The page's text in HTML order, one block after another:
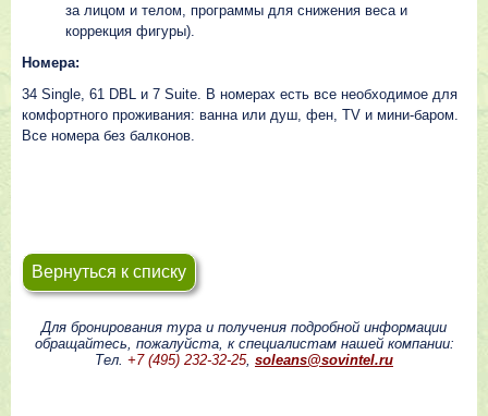
за лицом и телом, программы для снижения веса и
коррекция фигуры).
Номера:
34 Single, 61 DBL и 7 Suite. В номерах есть все необходимое для
комфортного проживания: ванна или душ, фен, TV и мини-баром.
Все номера без балконов.
Вернуться к списку
Для бронирования тура и получения подробной информации
обращайтесь, пожалуйста, к специалистам нашей компании:
Тел. +7 (495) 232-32-25, soleans@sovintel.ru